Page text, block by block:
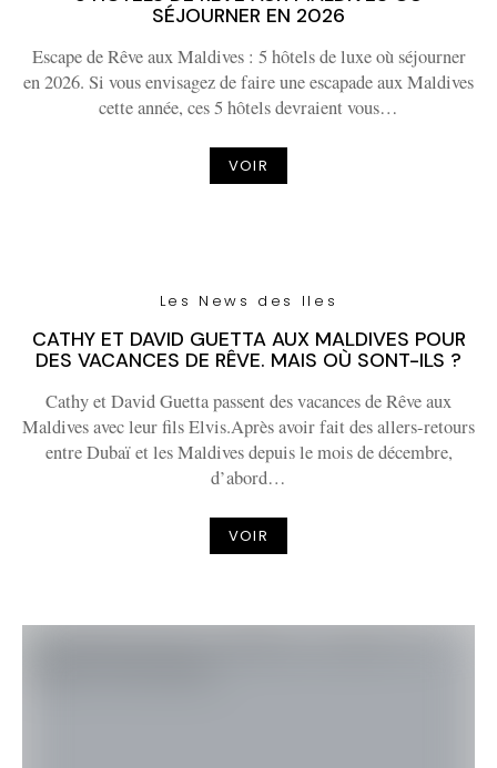
SÉJOURNER EN 2026
Escape de Rêve aux Maldives : 5 hôtels de luxe où séjourner
en 2026. Si vous envisagez de faire une escapade aux Maldives
cette année, ces 5 hôtels devraient vous…
VOIR
Les News des Iles
CATHY ET DAVID GUETTA AUX MALDIVES POUR
DES VACANCES DE RÊVE. MAIS OÙ SONT-ILS ?
Cathy et David Guetta passent des vacances de Rêve aux
Maldives avec leur fils Elvis.Après avoir fait des allers-retours
entre Dubaï et les Maldives depuis le mois de décembre,
d’abord…
VOIR